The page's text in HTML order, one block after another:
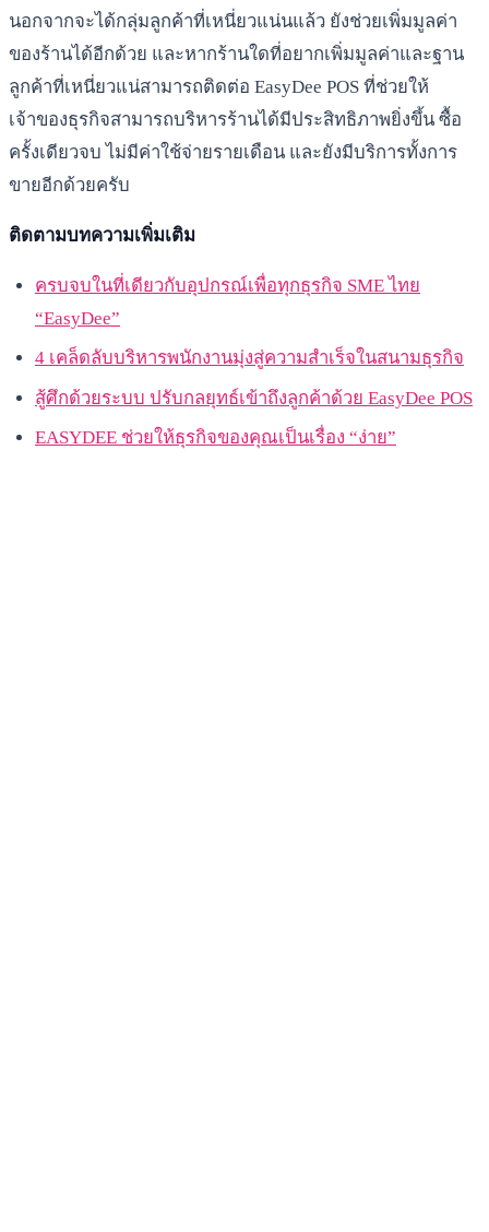
นอกจากจะได้กลุ่มลูกค้าที่เหนี่ยวแน่นแล้ว ยังช่วยเพิ่มมูลค่า
ของร้านได้อีกด้วย และหากร้านใดที่อยากเพิ่มมูลค่าและฐาน
ลูกค้าที่เหนี่ยวแน่สามารถติดต่อ EasyDee POS ที่ช่วยให้
เจ้าของธุรกิจสามารถบริหารร้านได้มีประสิทธิภาพยิ่งขึ้น ซื้อ
ครั้งเดียวจบ ไม่มีค่าใช้จ่ายรายเดือน และยังมีบริการทั้งการ
ขายอีกด้วยครับ
ติดตามบทความเพิ่มเติม
ครบจบในที่เดียวกับอุปกรณ์เพื่อทุกธุรกิจ SME ไทย
“EasyDee”
4 เคล็ดลับบริหารพนักงานมุ่งสู่ความสำเร็จในสนามธุรกิจ
สู้ศึกด้วยระบบ ปรับกลยุทธ์เข้าถึงลูกค้าด้วย EasyDee POS
EASYDEE ช่วยให้ธุรกิจของคุณเป็นเรื่อง “ง่าย”